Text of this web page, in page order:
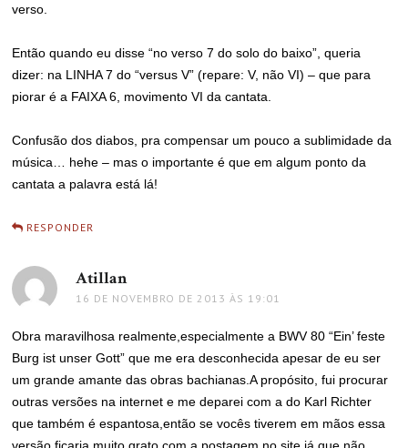
verso.
Então quando eu disse “no verso 7 do solo do baixo”, queria
dizer: na LINHA 7 do “versus V” (repare: V, não VI) – que para
piorar é a FAIXA 6, movimento VI da cantata.
Confusão dos diabos, pra compensar um pouco a sublimidade da
música… hehe – mas o importante é que em algum ponto da
cantata a palavra está lá!
RESPONDER
Atillan
16 DE NOVEMBRO DE 2013 ÀS 19:01
Obra maravilhosa realmente,especialmente a BWV 80 “Ein’ feste
Burg ist unser Gott” que me era desconhecida apesar de eu ser
um grande amante das obras bachianas.A propósito, fui procurar
outras versões na internet e me deparei com a do Karl Richter
que também é espantosa,então se vocês tiverem em mãos essa
versão ficaria muito grato com a postagem no site,já que não